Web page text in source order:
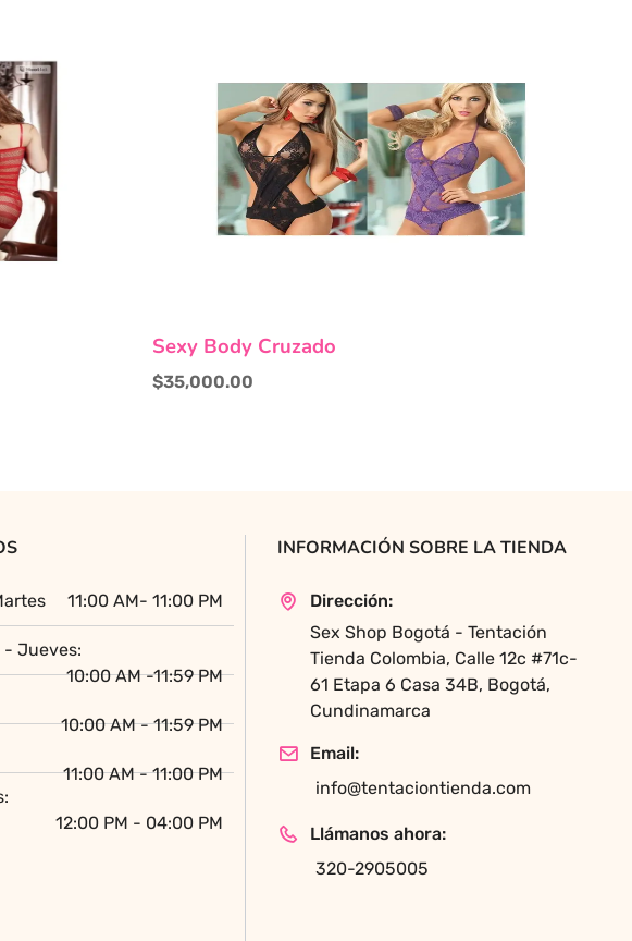
producto
tiene
múltiples
la
página
producto
Sexy Body Cruzado
$35,000.00
11:00 AM- 11:00 PM
- Jueves:
10:00 AM -11:59 PM
10:00 AM - 11:59 PM
11:00 AM - 11:00 PM
12:00 PM - 04:00 PM
INFORMACIÓN SOBRE LA TIENDA
Dirección:
Sex Shop Bogotá - Tentación
Tienda Colombia, Calle 12c #71c-
61 Etapa 6 Casa 34B, Bogotá,
Cundinamarca
Email:
info@tentaciontienda.com
Llámanos ahora:
320-2905005